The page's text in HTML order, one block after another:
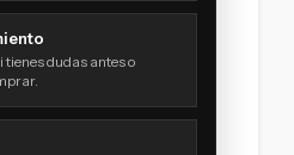
tienes dudas antes o